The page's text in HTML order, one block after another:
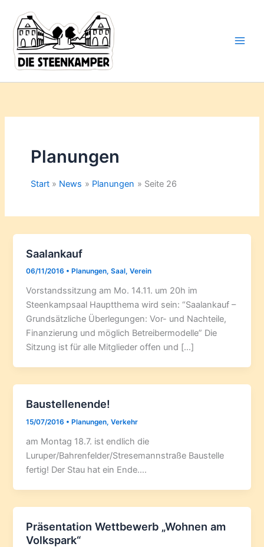
Inhalt
springen
Planungen
Start News Planungen Seite 26
Saalankauf
06/11/2016 • Planungen,Saal,Verein
Vorstandssitzung am Mo. 14.11. um 20h im
Steenkampsaal Hauptthema wird sein: “Saalankauf –
Grundsätzliche Überlegungen: Vor- und Nachteile,
Finanzierung und möglich Betreibermodelle” Die
Sitzung ist für alle Mitglieder offen und […]
Baustellenende!
15/07/2016 • Planungen,Verkehr
am Montag 18.7. ist endlich die
Luruper/Bahrenfelder/Stresemannstraße Baustelle
fertig! Der Stau hat ein Ende….
Präsentation Wettbewerb „Wohnen am
Volkspark“
deine
Mail-
Adresse
ein ...